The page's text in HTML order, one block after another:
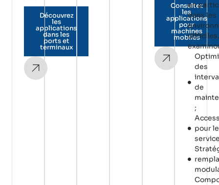
Découvrez
les
applications
dans les
ports et
terminaux
Consultez
les
applications
pour
machines
mobiles
en
dans les
des
de
;
pour le